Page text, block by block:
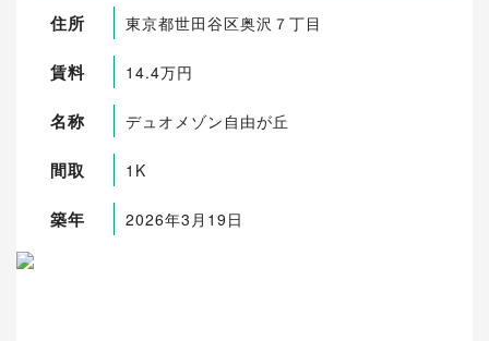
住所 東京都世田谷区奥沢７丁目
賃料 14.4万円
名称 デュオメゾン自由が丘
間取 1K
築年 2026年3月19日